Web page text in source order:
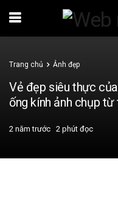
Trang chủ Ảnh đẹp
Vẻ đẹp siêu thực
ống kính ảnh chụp
2 năm trước 2 phút đọc